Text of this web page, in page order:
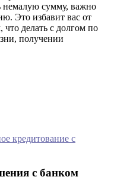
немалую сумму, важно
Это избавит вас от
что делать с долгом по
получении
кредитование с
с банком